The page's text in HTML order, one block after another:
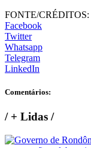
FONTE/CRÉDITOS:
Facebook
Twitter
Whatsapp
Telegram
LinkedIn
Comentários:
/+ Lidas /